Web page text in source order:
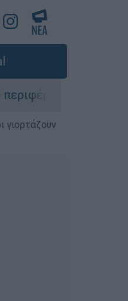
λόγω
γιορτάζουν